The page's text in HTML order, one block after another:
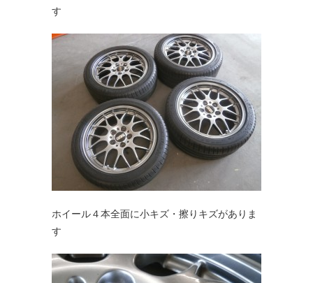
す
ホイール４本全面に小キズ・擦りキズがありま
す